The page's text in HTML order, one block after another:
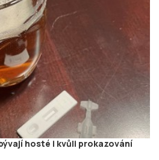
hosté i kvůli prokazování